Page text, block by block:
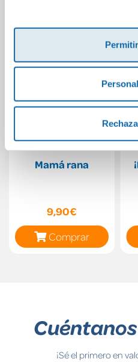
Mamá rana
9,90€
Comprar
¡Sé el primero en